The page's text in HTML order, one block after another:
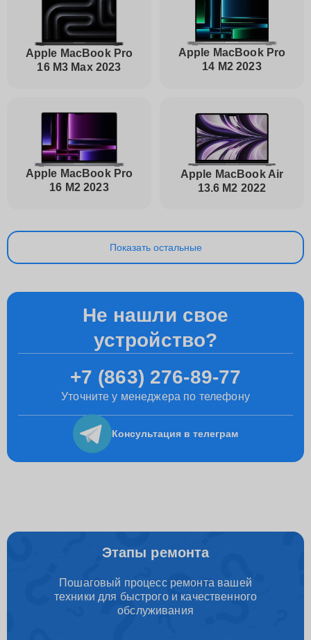
Apple MacBook Pro
16 M3 Max 2023
Apple MacBook Pro
14 M2 2023
Apple MacBook Pro
16 M2 2023
Apple MacBook Air
13.6 M2 2022
Показать остальные
Не нашли свое
устройство?
+7 (863) 276-89-77
Уточните у менеджера по телефону
Консультация в телеграм
Этапы ремонта
Пошаговый процесс ремонта вашей
техники для быстрого и качественного
обслуживания